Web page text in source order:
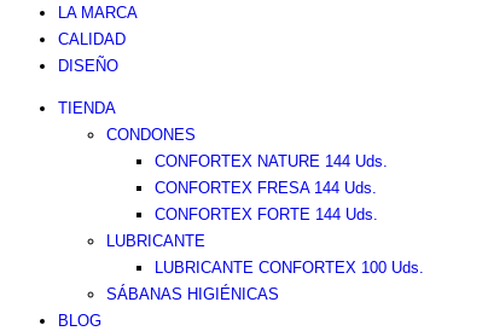
LA MARCA
CALIDAD
DISEÑO
TIENDA
CONDONES
CONFORTEX NATURE 144 Uds.
CONFORTEX FRESA 144 Uds.
CONFORTEX FORTE 144 Uds.
LUBRICANTE
LUBRICANTE CONFORTEX 100 Uds.
SÁBANAS HIGIÉNICAS
BLOG